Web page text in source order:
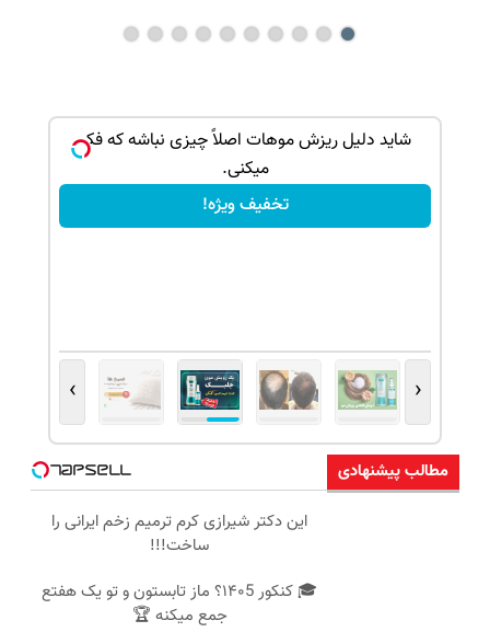
شاید دلیل ریزش موهات اصلاً چیزی نباشه که فکر
میکنی.
تخفیف ویژه!
‹
›
مطالب پیشنهادی
این دکتر شیرازی کرم ترمیم زخم ایرانی را
ساخت!!!
🎓 کنکور ۱۴۰5؟ ماز تابستون و تو یک هفتع
جمع میکنه 🏆